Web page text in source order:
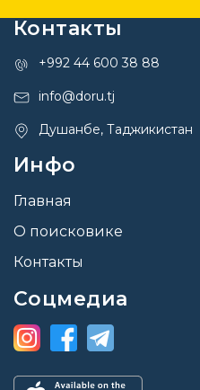
Контакты
+992 44 600 38 88
info@doru.tj
Душанбе, Таджикистан
Инфо
Главная
О поисковике
Контакты
Соцмедиа